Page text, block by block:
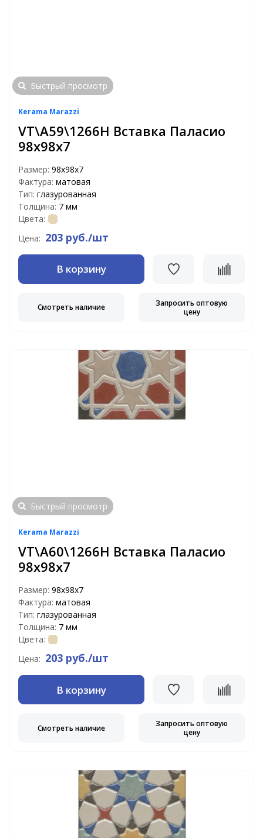
Быстрый просмотр
Kerama Marazzi
VT\A59\1266H Вставка Паласио
98х98х7
Размер: 98х98х7
Фактура: матовая
Тип: глазурованная
Толщина: 7 мм
Цвета:
Цена: 203 руб./шт
В корзину
Смотреть наличие
Запросить оптовую
цену
Быстрый просмотр
Kerama Marazzi
VT\A60\1266H Вставка Паласио
98х98х7
Размер: 98х98х7
Фактура: матовая
Тип: глазурованная
Толщина: 7 мм
Цвета:
Цена: 203 руб./шт
В корзину
Смотреть наличие
Запросить оптовую
цену